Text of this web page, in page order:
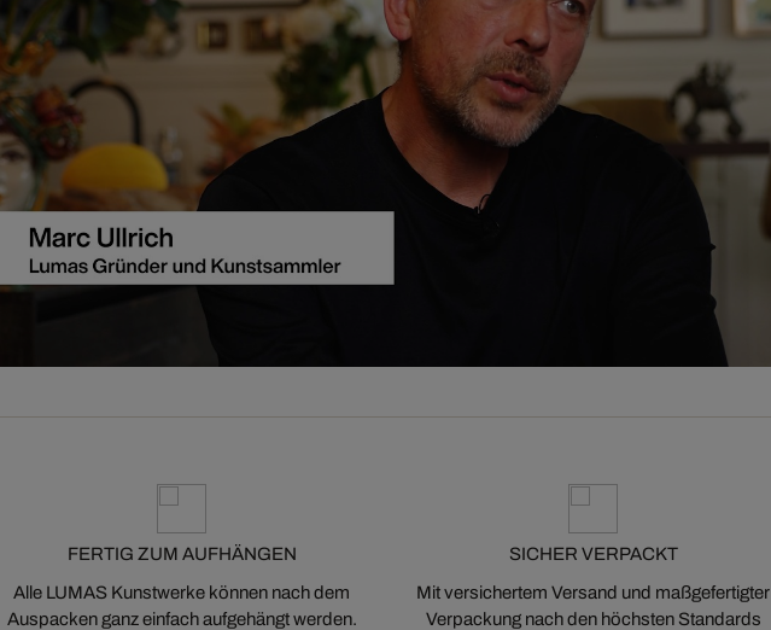
FERTIG ZUM AUFHÄNGEN
Alle LUMAS Kunstwerke können nach dem
Auspacken ganz einfach aufgehängt werden.
SICHER VERPACKT
Mit versichertem Versand und maßgefertigter
Verpackung nach den höchsten Standards